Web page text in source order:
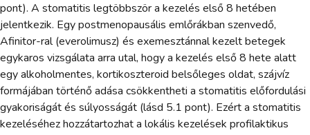
pont). A stomatitis legtöbbször a kezelés első 8 hetében
jelentkezik. Egy postmenopausális emlőrákban szenvedő,
Afinitor-ral (everolimusz) és exemesztánnal kezelt betegek
egykaros vizsgálata arra utal, hogy a kezelés első 8 hete alatt
egy alkoholmentes, kortikoszteroid belsőleges oldat, szájvíz
formájában történő adása csökkentheti a stomatitis előfordulási
gyakoriságát és súlyosságát (lásd 5.1 pont). Ezért a stomatitis
kezeléséhez hozzátartozhat a lokális kezelések profilaktikus